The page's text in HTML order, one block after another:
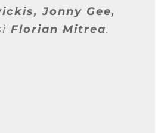
Jonny Gee,
Florian Mitrea.